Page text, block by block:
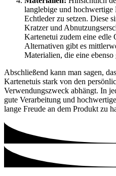
langlebige und
Echtleder zu setzen. Diese
Kratzer und
Kartenetui zudem eine edle
Alternativen gibt es
Materialien, die eine
Abschließend kann man sagen,
Kartenetuis stark von den
Verwendungszweck abhängt. In
gute Verarbeitung und
lange Freude an dem Produkt zu